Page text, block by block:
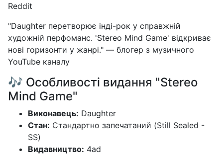
Reddit
"Daughter перетворює інді-рок у справжній
художній перфоманс. 'Stereo Mind Game' відкриває
нові горизонти у жанрі." — блогер з музичного
YouTube каналу
🎶 Особливості видання "Stereo
Mind Game"
Виконавець: Daughter
Стан: Стандартно запечатаний (Still Sealed -
SS)
Видавництво: 4ad